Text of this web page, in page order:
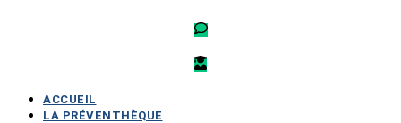
ACCUEIL
LA PRÉVENTHÈQUE